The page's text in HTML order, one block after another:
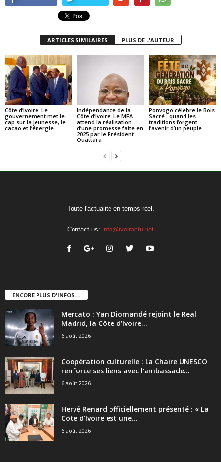
ARTICLES SIMILAIRES PLUS DE L'AUTEUR
Côte d’Ivoire: Le
gouvernement met le
cap sur la jeunesse, le
cacao et l’énergie
Indépendance de la
Côte d’Ivoire: Le MFA
attend la réalisation
d’une promesse faite en
2025 par le Président
Ouattara
Ponvogo célèbre le Bois
Sacré : quand les
traditions forgent
l’avenir d’un peuple
Toute l'actualité en temps réel.
Contact us: info@ivoiractu.net
ENCORE PLUS D'INFOS....
Mercato : Yan Diomandé rejoint le Real
Madrid, la Côte d’Ivoire...
6 août 2026
Coopération culturelle : La Chaire UNESCO
renforce ses liens avec l’ambassade...
6 août 2026
Hervé Renard officiellement présenté : « La
Côte d’Ivoire est une...
6 août 2026